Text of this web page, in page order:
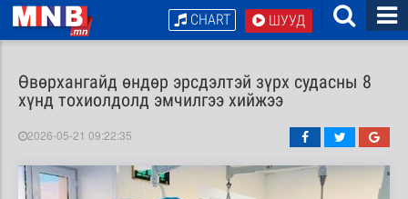
ШУУД
CHART
Өвөрхангайд өндөр эрсдэлтэй зүрх судасны 8
хүнд тохиолдолд эмчилгээ хийжээ
2026-05-21 09:22:35